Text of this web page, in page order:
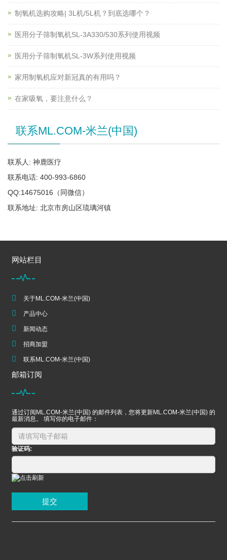
制氧机选购攻略| 3L机/5L机？到底选哪个？
医用分子筛制氧机SL-3A330/530系列使用视频
医用分子筛制氧机SL-3W系列使用视频
家用制氧机应对新冠真的有用吗？
在家吸氧，要注意什么？
联系ML.COM-米兰(中国)
联系人: 神鹿医疗
联系电话: 400-993-6860
QQ:14675016（同微信）
联系地址: 北京市房山区琉璃河镇
网站栏目
关于ML.COM-米兰(中国)
产品中心
新闻动态
招商加盟
联系ML.COM-米兰(中国)
邮箱订阅
通过订阅ML.COM-米兰(中国) 的邮件列表，您将更新ML.COM-米兰(中国) 的
最新消息。 填写你的电子邮件：
验证码:
提交